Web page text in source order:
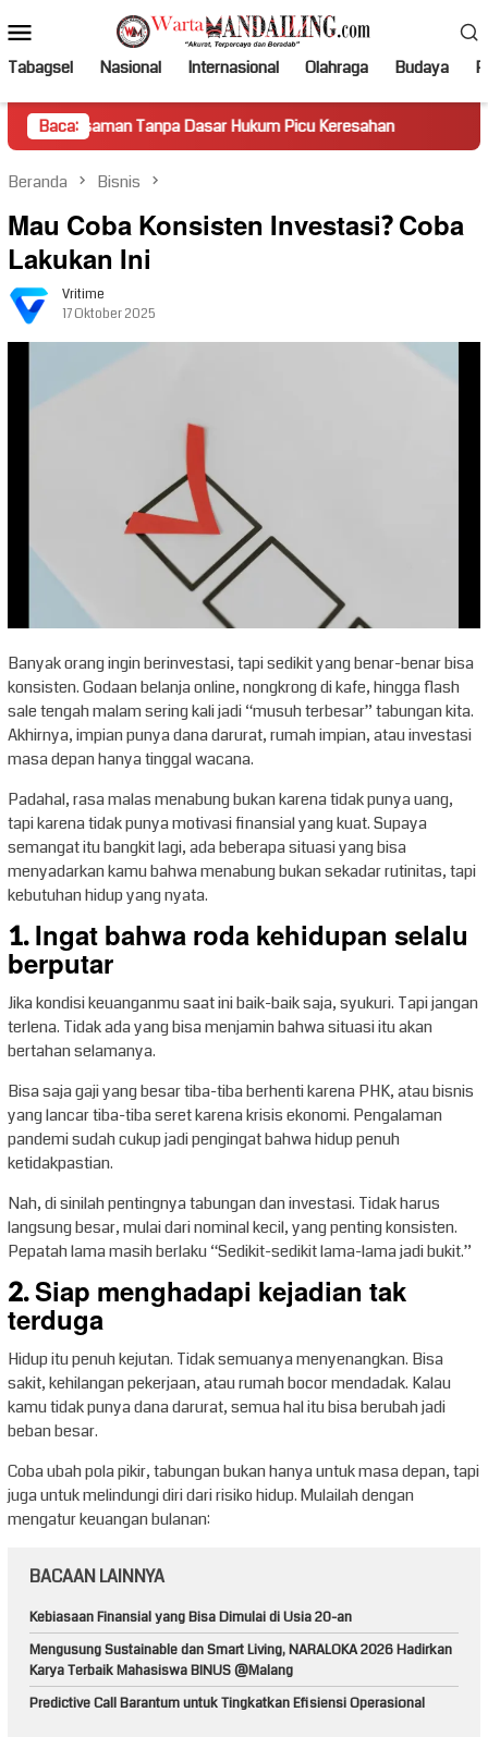
ke
kontenMobile
Tabagsel Nasional Internasional Olahraga Budaya
Baca:
Tanpa Dasar Hukum Picu Keresahan Truk Miring
Beranda Bisnis
Mau Coba Konsisten Investasi? Coba
Lakukan Ini
Vritime
17 Oktober 2025
Banyak orang ingin berinvestasi, tapi sedikit yang benar-benar bisa
konsisten. Godaan belanja online, nongkrong di kafe, hingga flash
sale tengah malam sering kali jadi “musuh terbesar” tabungan kita.
Akhirnya, impian punya dana darurat, rumah impian, atau investasi
masa depan hanya tinggal wacana.
Padahal, rasa malas menabung bukan karena tidak punya uang,
tapi karena tidak punya motivasi finansial yang kuat. Supaya
semangat itu bangkit lagi, ada beberapa situasi yang bisa
menyadarkan kamu bahwa menabung bukan sekadar rutinitas, tapi
kebutuhan hidup yang nyata.
1. Ingat bahwa roda kehidupan selalu
berputar
Jika kondisi keuanganmu saat ini baik-baik saja, syukuri. Tapi jangan
terlena. Tidak ada yang bisa menjamin bahwa situasi itu akan
bertahan selamanya.
Bisa saja gaji yang besar tiba-tiba berhenti karena PHK, atau bisnis
yang lancar tiba-tiba seret karena krisis ekonomi. Pengalaman
pandemi sudah cukup jadi pengingat bahwa hidup penuh
ketidakpastian.
Nah, di sinilah pentingnya tabungan dan investasi. Tidak harus
langsung besar, mulai dari nominal kecil, yang penting konsisten.
Pepatah lama masih berlaku “Sedikit-sedikit lama-lama jadi bukit.”
2. Siap menghadapi kejadian tak
terduga
Hidup itu penuh kejutan. Tidak semuanya menyenangkan. Bisa
sakit, kehilangan pekerjaan, atau rumah bocor mendadak. Kalau
kamu tidak punya dana darurat, semua hal itu bisa berubah jadi
beban besar.
Coba ubah pola pikir, tabungan bukan hanya untuk masa depan, tapi
juga untuk melindungi diri dari risiko hidup. Mulailah dengan
mengatur keuangan bulanan:
BACAAN LAINNYA
Kebiasaan Finansial yang Bisa Dimulai di Usia 20-an
Mengusung Sustainable dan Smart Living, NARALOKA 2026 Hadirkan
Karya Terbaik Mahasiswa BINUS @Malang
Predictive Call Barantum untuk Tingkatkan Efisiensi Operasional